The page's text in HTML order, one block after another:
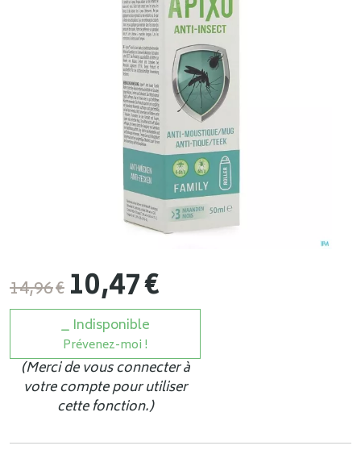
14,96€ 10,47€
Indisponible
Prévenez-moi !
(Merci de vous connecter à
votre compte pour utiliser
cette fonction.)